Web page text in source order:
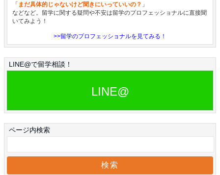
「 まだ具体的じゃないけど聞きにいっていいの？ 」
などなど。留学に関する疑問や不安は留学のプロフェッショナルに直接聞
いてみよう！
>>留学のプロフェッショナルを見てみる！
LINE@で留学相談！
LINE@
ページ内検索